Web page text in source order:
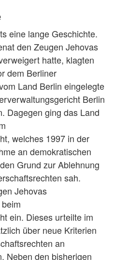
eine lange Geschichte.
den Zeugen Jehovas
hatte, klagten
dem Berliner
Land Berlin eingelegte
Berlin
Dagegen ging das Land
welches 1997 in der
an demokratischen
Grund zur Ablehnung
sah.
Jehovas
ein. Dieses urteilte im
über neue Kriterien
an
Neben den bisherigen